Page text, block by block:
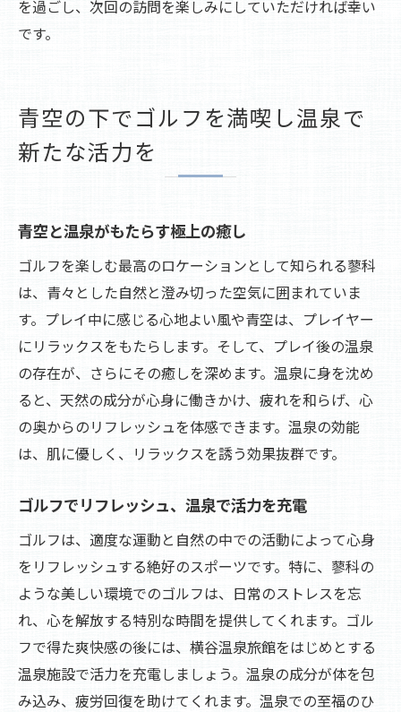
を過ごし、次回の訪問を楽しみにしていただければ幸い
です。
青空の下でゴルフを満喫し温泉で
新たな活力を
青空と温泉がもたらす極上の癒し
ゴルフを楽しむ最高のロケーションとして知られる蓼科
は、青々とした自然と澄み切った空気に囲まれていま
す。プレイ中に感じる心地よい風や青空は、プレイヤー
にリラックスをもたらします。そして、プレイ後の温泉
の存在が、さらにその癒しを深めます。温泉に身を沈め
ると、天然の成分が心身に働きかけ、疲れを和らげ、心
の奥からのリフレッシュを体感できます。温泉の効能
は、肌に優しく、リラックスを誘う効果抜群です。
ゴルフでリフレッシュ、温泉で活力を充電
ゴルフは、適度な運動と自然の中での活動によって心身
をリフレッシュする絶好のスポーツです。特に、蓼科の
ような美しい環境でのゴルフは、日常のストレスを忘
れ、心を解放する特別な時間を提供してくれます。ゴル
フで得た爽快感の後には、横谷温泉旅館をはじめとする
温泉施設で活力を充電しましょう。温泉の成分が体を包
み込み、疲労回復を助けてくれます。温泉での至福のひ